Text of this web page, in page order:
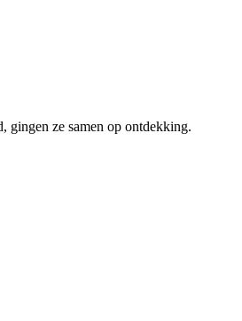
gingen ze samen op ontdekking.